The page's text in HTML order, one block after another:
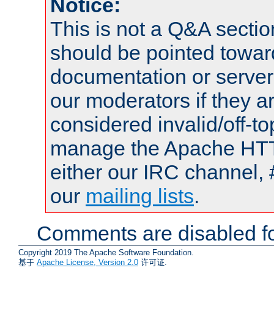
Notice:
This is not a Q&A
should be pointed
documentation or
our moderators if they
considered invalid/off-
manage the Apache
either our IRC channel,
our mailing lists.
Comments are disabled
Copyright 2019 The Apache Software Foundation.
基于 Apache License, Version 2.0 许可证.